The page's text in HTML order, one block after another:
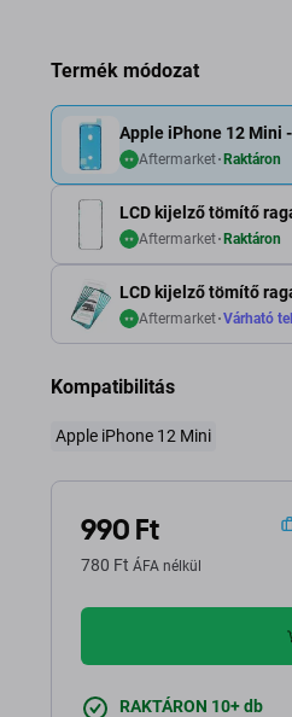
Termék módozat
Apple iPhone 12 Mini
Aftermarket Raktáron
LCD kijelző tömítő
Aftermarket Raktáron
LCD kijelző tömítő
Aftermarket Várható
Kompatibilitás
Apple iPhone 12 Mini
990 Ft
780 Ft ÁFA nélkül
RAKTÁRON 10+ db